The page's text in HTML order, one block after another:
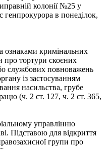
колонії №25 у
генпрокурора в понеділок,
ознаками кримінальних
про тортури скоєних
службових повноважень
із застосуванням
насильства, грубе
(ч. 2 ст. 127, ч. 2 ст. 365,
управлінню
Підставою для відкриття
групи про